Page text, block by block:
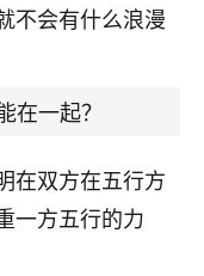
不会有什么浪漫
在一起？
在双方在五行方
一方五行的力
一说她就要死要活
友给我推荐的慧来老
年来，法事一个个
不期望她能考多好的
，身体心理都健健